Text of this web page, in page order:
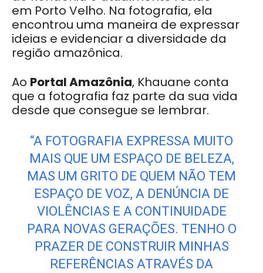
em Porto Velho. Na fotografia, ela
encontrou uma maneira de expressar
ideias e evidenciar a diversidade da
região amazônica.
Ao Portal Amazônia, Khauane conta
que a fotografia faz parte da sua vida
desde que consegue se lembrar.
“A FOTOGRAFIA EXPRESSA MUITO
MAIS QUE UM ESPAÇO DE BELEZA,
MAS UM GRITO DE QUEM NÃO TEM
ESPAÇO DE VOZ, A DENÚNCIA DE
VIOLÊNCIAS E A CONTINUIDADE
PARA NOVAS GERAÇÕES. TENHO O
PRAZER DE CONSTRUIR MINHAS
REFERÊNCIAS ATRAVÉS DA